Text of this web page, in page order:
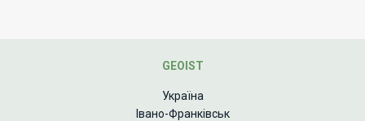
GEOIST
Україна
Івано-Франківськ